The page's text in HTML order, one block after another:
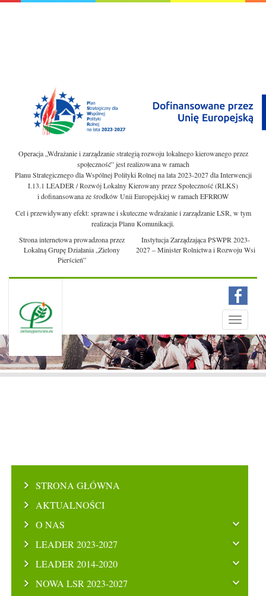
Operacja „Wdrażanie i zarządzanie strategią rozwoju lokalnego kierowanego przez
społeczność” jest realizowana w ramach
Planu Strategicznego dla Wspólnej Polityki Rolnej na lata 2023-2027 dla Interwencji
I.13.1 LEADER / Rozwój Lokalny Kierowany przez Społeczność (RLKS)
i dofinansowana ze środków Unii Europejskiej w ramach EFRROW
Cel i przewidywany efekt: sprawne i skuteczne wdrażanie i zarządzanie LSR, w tym
realizacja Planu Komunikacji.
Strona internetowa prowadzona przez
Lokalną Grupę Działania „Zielony
Pierścień”
Instytucja Zarządzająca PSWPR 2023-
2027 – Minister Rolnictwa i Rozwoju Wsi
Toggle
Menu
STRONA GŁÓWNA
AKTUALNOŚCI
O NAS
LEADER 2023-2027
LEADER 2014-2020
NOWA LSR 2023-2027